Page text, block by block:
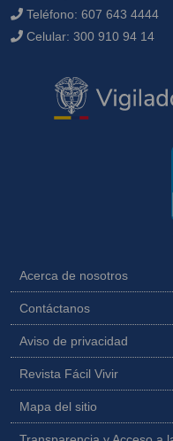
Teléfono: 607 643 4444
Celular: 300 910 94 14
Acerca de nosotros
Contáctanos
Aviso de privacidad
Revista Fácil Vivir
Mapa del sitio